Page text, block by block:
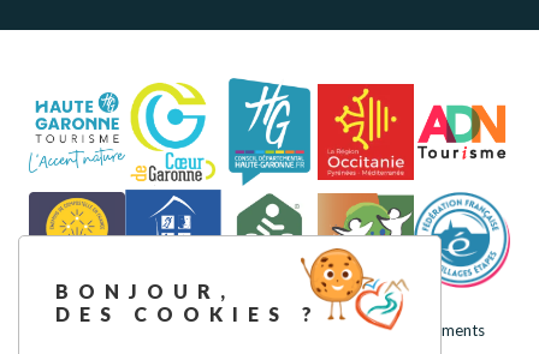
Nos engagements
BONJOUR,
DES COOKIES ?